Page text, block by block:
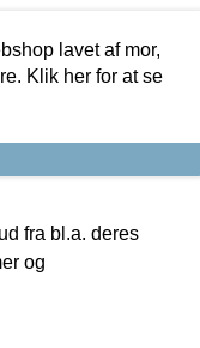
lavet af mor,
Klik her for at se
fra bl.a. deres
og